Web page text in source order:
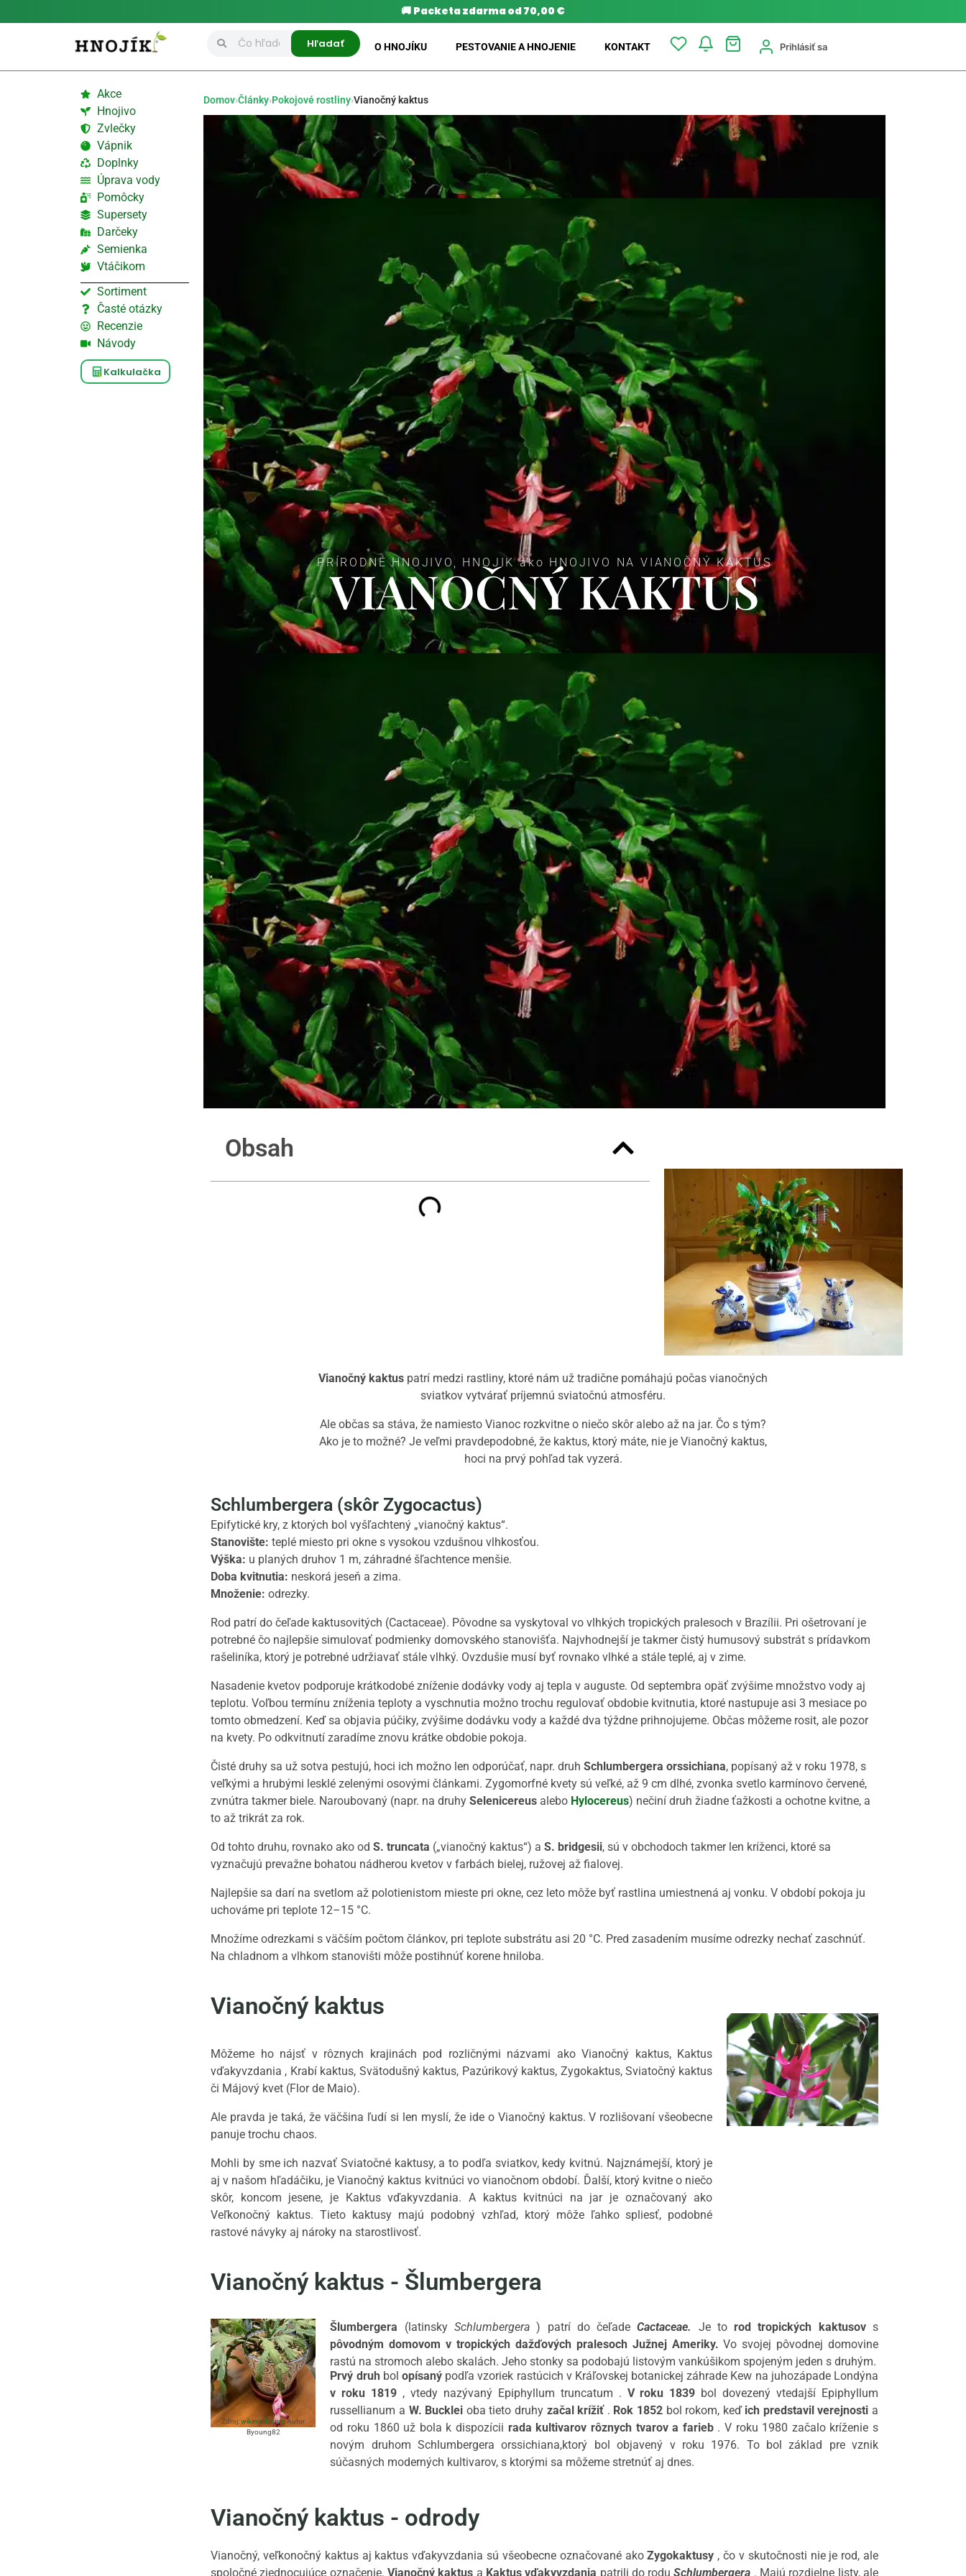
🚚 Packeta zdarma od 70,00 €
Hľadať O HNOJÍKU PESTOVANIE A HNOJENIE KONTAKT Prihlásiť sa
Akce
Hnojivo
Zvlečky
Vápnik
Doplnky
Úprava vody
Pomôcky
Supersety
Darčeky
Semienka
Vtáčikom
Sortiment
Časté otázky
Recenzie
Návody
Kalkulačka
Domov›Články›Pokojové rostliny›Vianočný kaktus
PRÍRODNÉ HNOJIVO, HNOJIK ako HNOJIVO NA VIANOČNÝ KAKTUS
VIANOČNÝ KAKTUS
Obsah
Vianočný kaktus patrí medzi rastliny, ktoré nám už tradične pomáhajú počas vianočných
sviatkov vytvárať príjemnú sviatočnú atmosféru.
Ale občas sa stáva, že namiesto Vianoc rozkvitne o niečo skôr alebo až na jar. Čo s tým?
Ako je to možné?Je veľmi pravdepodobné, že kaktus, ktorý máte, nie je Vianočný kaktus,
hoci na prvý pohľad tak vyzerá.
Schlumbergera (skôr Zygocactus)
Epifytické kry, z ktorých bol vyšľachtený „vianočný kaktus“.
Stanovište: teplé miesto pri okne s vysokou vzdušnou vlhkosťou.
Výška: u planých druhov 1 m, záhradné šľachtence menšie.
Doba kvitnutia: neskorá jeseň a zima.
Množenie: odrezky.
Rod patrí do čeľade kaktusovitých (Cactaceae). Pôvodne sa vyskytoval vo vlhkých tropických pralesoch v Brazílii. Pri ošetrovaní je
potrebné čo najlepšie simulovať podmienky domovského stanovišťa. Najvhodnejší je takmer čistý humusový substrát s prídavkom
rašeliníka, ktorý je potrebné udržiavať stále vlhký. Ovzdušie musí byť rovnako vlhké a stále teplé, aj v zime.
Nasadenie kvetov podporuje krátkodobé zníženie dodávky vody aj tepla v auguste. Od septembra opäť zvýšime množstvo vody aj
teplotu. Voľbou termínu zníženia teploty a vyschnutia možno trochu regulovať obdobie kvitnutia, ktoré nastupuje asi 3 mesiace po
tomto obmedzení. Keď sa objavia púčiky, zvýšime dodávku vody a každé dva týždne prihnojujeme. Občas môžeme rosit, ale pozor
na kvety. Po odkvitnutí zaradíme znovu krátke obdobie pokoja.
Čisté druhy sa už sotva pestujú, hoci ich možno len odporúčať, napr. druh Schlumbergera orssichiana, popísaný až v roku 1978, s
veľkými a hrubými lesklé zelenými osovými článkami. Zygomorfné kvety sú veľké, až 9 cm dlhé, zvonka svetlo karmínovo červené,
zvnútra takmer biele. Naroubovaný (napr. na druhy Selenicereus alebo Hylocereus) nečiní druh žiadne ťažkosti a ochotne kvitne, a
to až trikrát za rok.
Od tohto druhu, rovnako ako od S. truncata („vianočný kaktus“) a S. bridgesii, sú v obchodoch takmer len kríženci, ktoré sa
vyznačujú prevažne bohatou nádherou kvetov v farbách bielej, ružovej až fialovej.
Najlepšie sa darí na svetlom až polotienistom mieste pri okne, cez leto môže byť rastlina umiestnená aj vonku. V období pokoja ju
uchováme pri teplote 12–15 °C.
Množíme odrezkami s väčším počtom článkov, pri teplote substrátu asi 20 °C. Pred zasadením musíme odrezky nechať zaschnúť.
Na chladnom a vlhkom stanovišti môže postihnúť korene hniloba.
Vianočný kaktus
Môžeme ho nájsť v rôznych krajinách pod rozličnými názvami ako Vianočný kaktus, Kaktus
vďakyvzdania , Krabí kaktus, Svätodušný kaktus, Pazúrikový kaktus, Zygokaktus, Sviatočný kaktus
či Májový kvet (Flor de Maio).
Ale pravda je taká, že väčšina ľudí si len myslí, že ide o Vianočný kaktus.V rozlišovaní všeobecne
panuje trochu chaos.
Mohli by sme ich nazvať Sviatočné kaktusy, a to podľa sviatkov, kedy kvitnú. Najznámejší, ktorý je
aj v našom hľadáčiku, je Vianočný kaktus kvitnúci vo vianočnom období. Ďalší, ktorý kvitne o niečo
skôr, koncom jesene, je Kaktus vďakyvzdania. A kaktus kvitnúci na jar je označovaný ako
Veľkonočný kaktus. Tieto kaktusy majú podobný vzhľad, ktorý môže ľahko spliesť, podobné
rastové návyky aj nároky na starostlivosť.
Vianočný kaktus - Šlumbergera
Zdroj:wikimedia.orgAutor
Byoung82
Šlumbergera (latinsky Schlumbergera) patrí do čeľadeCactaceae. Je to rodtropických kaktusovs
pôvodným domovom v tropických dažďových pralesoch Južnej Ameriky.Vo svojej pôvodnej domovine
rastú na stromoch alebo skalách.Jeho stonky sa podobajú listovým vankúšikom spojeným jeden s druhým.
Prvý druh bol opísanýpodľa vzoriek rastúcich v Kráľovskej botanickej záhrade Kew na juhozápade Londýna
v roku 1819 , vtedy nazývaný Epiphyllum truncatum . V roku 1839 bol dovezený vtedajší Epiphyllum
russellianum a W. Bucklei oba tieto druhy začal krížiť. Rok 1852bol rokom, keď ich predstavil verejnosti a
od roku 1860 už bola k dispozícii rada kultivarov rôznych tvarov a farieb. V roku 1980 začalo kríženie s
novým druhomSchlumbergera orssichiana,ktorý bol objavený v roku 1976. To bol základ pre vznik
súčasných moderných kultivarov, s ktorými sa môžeme stretnúť aj dnes.
Vianočný kaktus - odrody
Vianočný, veľkonočný kaktus aj kaktus vďakyvzdania sú všeobecne označované akoZygokaktusy , čo v skutočnosti nie je rod, ale
spoločné zjednocujúce označenie. Vianočný kaktus a Kaktus vďakyvzdania patrili do roduSchlumbergera . Majú rozdielne listy, ale